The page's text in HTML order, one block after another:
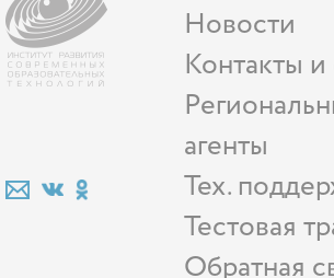
Новости
Контакты
агенты
Тех.
Тестовая
Обратная